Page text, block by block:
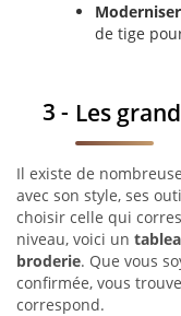
de tige
Les
Il existe de
avec son style, ses
choisir celle qui
niveau, voici un
broderie. Que vous
confirmée, vous
correspond.